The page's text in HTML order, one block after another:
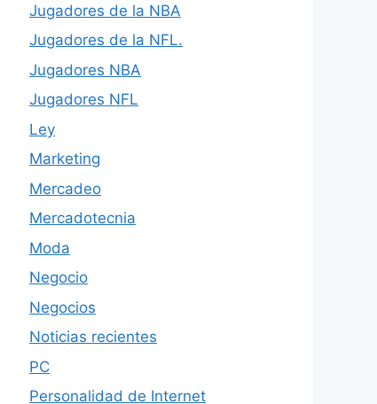
Jugadores de la NBA
Jugadores de la NFL.
Jugadores NBA
Jugadores NFL
Ley
Marketing
Mercadeo
Mercadotecnia
Moda
Negocio
Negocios
Noticias recientes
PC
Personalidad de Internet